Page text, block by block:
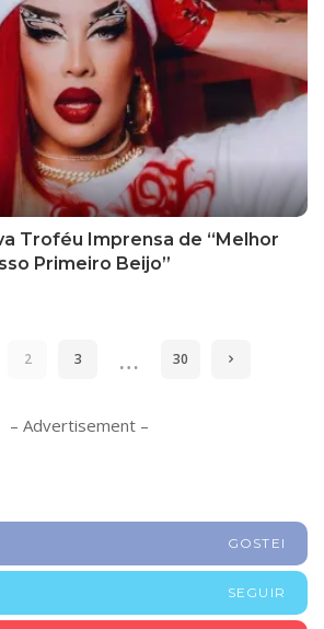
Troféu Imprensa de “Melhor
Primeiro Beijo”
2 3 … 30
– Advertisement –
GOSTEI
SEGUIR